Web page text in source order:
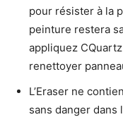
pour résister à la
peinture restera
appliquez
renettoyer
L’Eraser ne
sans danger